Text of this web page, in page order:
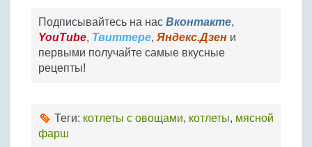
Подписывайтесь на нас Вконтакте,
YouTube, Твиттере, Яндекс.Дзен и
первыми получайте самые вкусные
рецепты!
Теги: котлеты с овощами, котлеты, мясной
фарш